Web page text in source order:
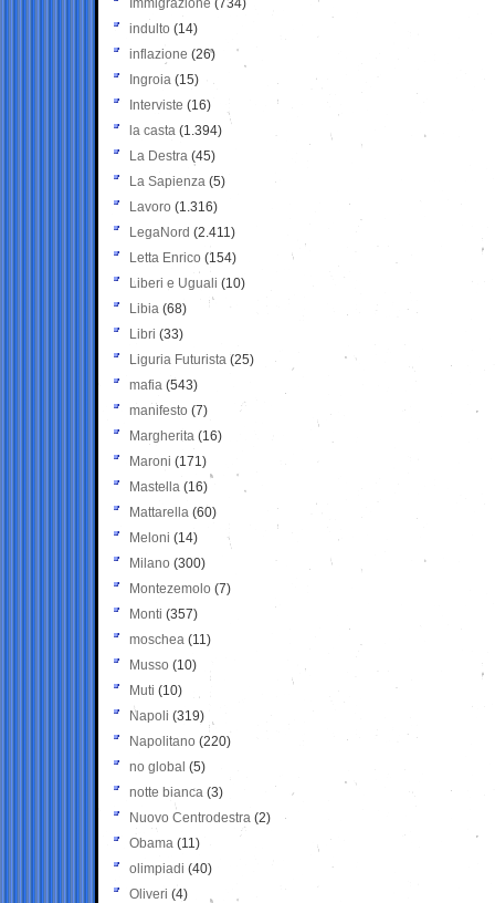
Immigrazione (734)
indulto (14)
inflazione (26)
Ingroia (15)
Interviste (16)
la casta (1.394)
La Destra (45)
La Sapienza (5)
Lavoro (1.316)
LegaNord (2.411)
Letta Enrico (154)
Liberi e Uguali (10)
Libia (68)
Libri (33)
Liguria Futurista (25)
mafia (543)
manifesto (7)
Margherita (16)
Maroni (171)
Mastella (16)
Mattarella (60)
Meloni (14)
Milano (300)
Montezemolo (7)
Monti (357)
moschea (11)
Musso (10)
Muti (10)
Napoli (319)
Napolitano (220)
no global (5)
notte bianca (3)
Nuovo Centrodestra (2)
Obama (11)
olimpiadi (40)
Oliveri (4)